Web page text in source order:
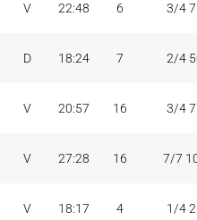
V 22:48 6 3/4
D 18:24 7 2/4
V 20:57 16 3/4
V 27:28 16 7/7
V 18:17 4 1/4